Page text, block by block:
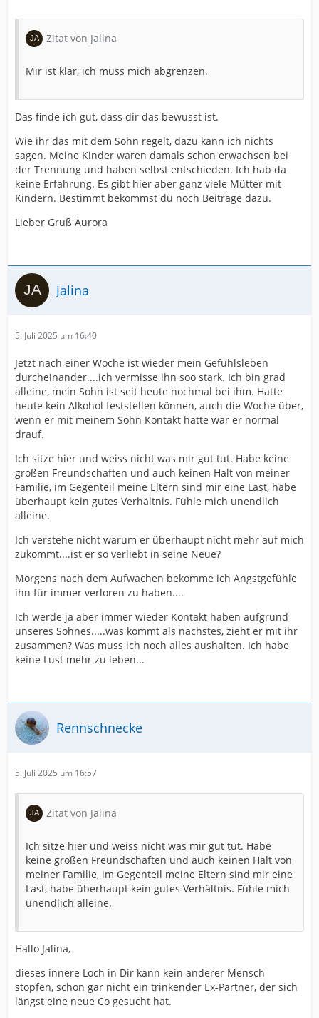
Zitat von Jalina
Mir ist klar, ich muss mich abgrenzen.
Das finde ich gut, dass dir das bewusst ist.
Wie ihr das mit dem Sohn regelt, dazu kann ich nichts
sagen. Meine Kinder waren damals schon erwachsen bei
der Trennung und haben selbst entschieden. Ich hab da
keine Erfahrung. Es gibt hier aber ganz viele Mütter mit
Kindern. Bestimmt bekommst du noch Beiträge dazu.
Lieber Gruß Aurora
Jalina
5. Juli 2025 um 16:40
Jetzt nach einer Woche ist wieder mein Gefühlsleben
durcheinander....ich vermisse ihn soo stark. Ich bin grad
alleine, mein Sohn ist seit heute nochmal bei ihm. Hatte
heute kein Alkohol feststellen können, auch die Woche über,
wenn er mit meinem Sohn Kontakt hatte war er normal
drauf.
Ich sitze hier und weiss nicht was mir gut tut. Habe keine
großen Freundschaften und auch keinen Halt von meiner
Familie, im Gegenteil meine Eltern sind mir eine Last, habe
überhaupt kein gutes Verhältnis. Fühle mich unendlich
alleine.
Ich verstehe nicht warum er überhaupt nicht mehr auf mich
zukommt....ist er so verliebt in seine Neue?
Morgens nach dem Aufwachen bekomme ich Angstgefühle
ihn für immer verloren zu haben....
Ich werde ja aber immer wieder Kontakt haben aufgrund
unseres Sohnes.....was kommt als nächstes, zieht er mit ihr
zusammen? Was muss ich noch alles aushalten. Ich habe
keine Lust mehr zu leben...
Rennschnecke
5. Juli 2025 um 16:57
Zitat von Jalina
Ich sitze hier und weiss nicht was mir gut tut. Habe
keine großen Freundschaften und auch keinen Halt von
meiner Familie, im Gegenteil meine Eltern sind mir eine
Last, habe überhaupt kein gutes Verhältnis. Fühle mich
unendlich alleine.
Hallo Jalina,
dieses innere Loch in Dir kann kein anderer Mensch
stopfen, schon gar nicht ein trinkender Ex-Partner, der sich
längst eine neue Co gesucht hat.